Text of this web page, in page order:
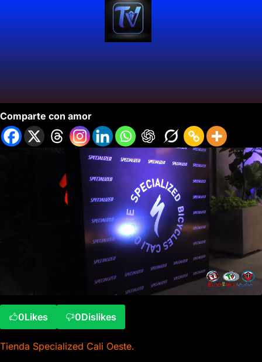
Comparte con amor
0Likes 0Dislikes
Tienda Specialized Cali Oeste.